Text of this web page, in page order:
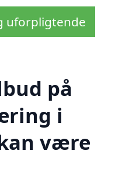
uforpligtende
på
i
være